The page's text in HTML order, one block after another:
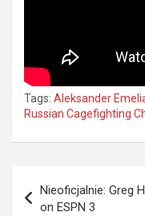
Tags: Aleksander
Russian Cagefighting
wpisu
Nieoficjalnie: Greg
on ESPN 3